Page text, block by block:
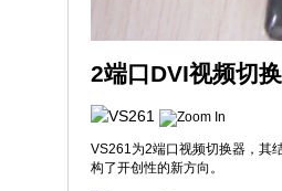
2端口DVI视频切
VS261为2端口视频切换器，其
构了开创性的新方向。